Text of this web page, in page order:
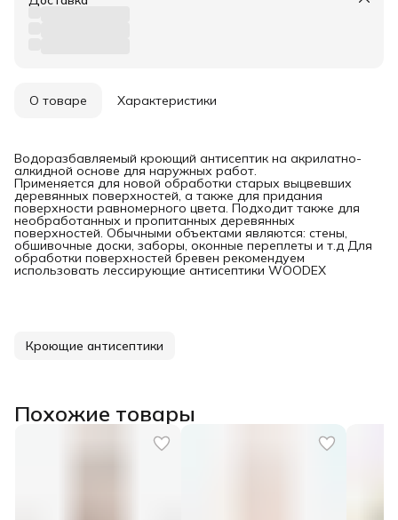
О товаре Характеристики
Водоразбавляемый кроющий антисептик на акрилатно-
алкидной основе для наружных работ.
Применяется для новой обработки старых выцвевших
деревянных поверхностей, а также для придания
поверхности равномерного цвета. Подходит также для
необработанных и пропитанных деревянных
поверхностей. Обычными объектами являются: стены,
обшивочные доски, заборы, оконные переплеты и т.д Для
обработки поверхностей бревен рекомендуем
использовать лессирующие антисептики WOODEX
Кроющие антисептики
Похожие товары